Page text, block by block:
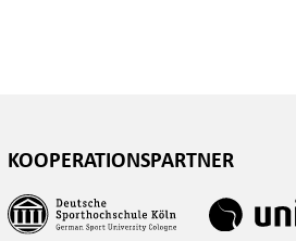
KOOPERATIONSPARTNER